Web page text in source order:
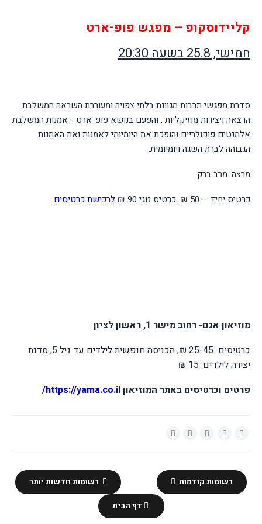
קליידוסקופ – מפגש פופ-ארט
חמישי, 25.8 בשעה 20:30
סדרת מפגשי תרבות מגוונת בלתי צפויה ומעוררת השראה המשלבת
הרצאה ויצירות מוזיקליות . והפעם בנושא פופ-ארט - אמנות המשלבת
אלמנטים פופולריים והופכת את היומיומי לאמנות ואת האמנות
הגבוהה לברת השגה ויומיומית.
מרצה: מרב ברק
כרטיס יחיד – 50 ₪. כרטיס זוגי 90 ₪
לרכישת כרטיסים
מוזיאון אגם- רחוב מישר 1, ראשון לציון
כרטיסים 25-45 ₪, הכניסה חופשית לילדים עד גיל 5, סדנת
יצירה לילדים: 15 ₪
פרטים וכרטיסים באתר המוזיאוןhttps://yama.co.il
/
רשומות חדשות יותר רשומות קודמות
דף הבית